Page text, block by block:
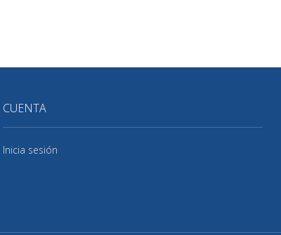
CUENTA
Inicia sesión